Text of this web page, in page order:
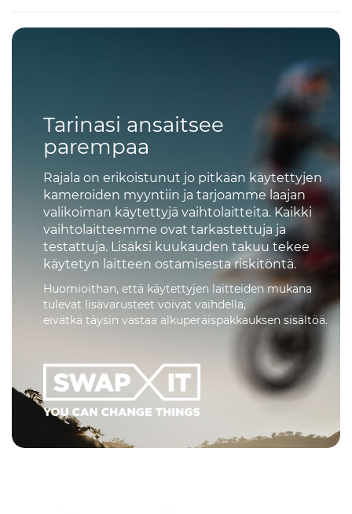
Tarinasi ansaitsee
parempaa
Rajala on erikoistunut jo pitkään käytettyjen
kameroiden myyntiin ja tarjoamme laajan
valikoiman käytettyjä vaihtolaitteita. Kaikki
vaihtolaitteemme ovat tarkastettuja ja
testattuja. Lisäksi kuukauden takuu tekee
käytetyn laitteen ostamisesta riskitöntä.
Huomioithan, että käytettyjen laitteiden mukana
tulevat lisävarusteet voivat vaihdella,
eivätkä täysin vastaa alkuperäispakkauksen sisältöä.